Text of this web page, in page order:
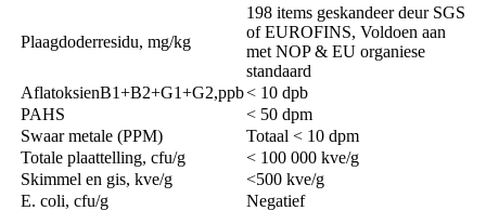
Plaagdoderresidu, mg/kg
198 items geskandeer deur SGS
of EUROFINS, Voldoen aan
met NOP & EU organiese
standaard
AflatoksienB1+B2+G1+G2,ppb< 10 dpb
PAHS
< 50 dpm
Swaar metale (PPM)
Totaal < 10 dpm
Totale plaattelling, cfu/g
< 100 000 kve/g
Skimmel en gis, kve/g
<500 kve/g
E. coli, cfu/g
Negatief